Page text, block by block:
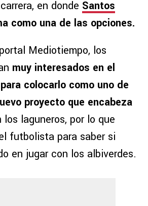
en donde Santos
como una de las opciones.
Mediotiempo, los
muy interesados en el
colocarlo como uno de
proyecto que encabeza
los laguneros, por lo que
futbolista para saber si
en jugar con los albiverdes.